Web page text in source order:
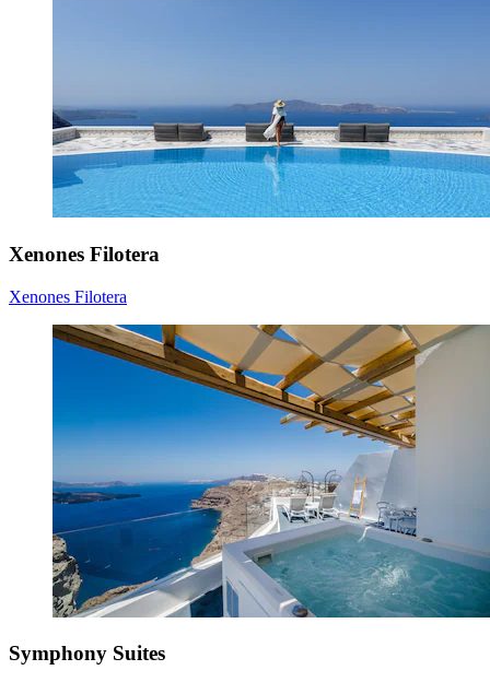
Xenones Filotera
Xenones Filotera
Symphony Suites